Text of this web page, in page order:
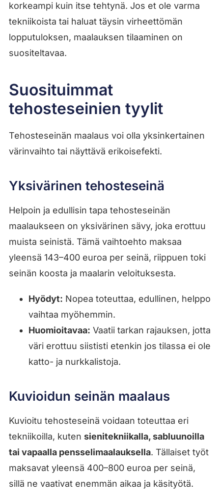
korkeampi kuin itse tehtynä. Jos et ole varma
tekniikoista tai haluat täysin virheettömän
lopputuloksen, maalauksen tilaaminen on
suositeltavaa.
Suosituimmat
tehosteseinien tyylit
Tehosteseinän maalaus voi olla yksinkertainen
värinvaihto tai näyttävä erikoisefekti.
Yksivärinen tehosteseinä
Helpoin ja edullisin tapa tehosteseinän
maalaukseen on yksivärinen sävy, joka erottuu
muista seinistä. Tämä vaihtoehto maksaa
yleensä 143–400 euroa per seinä, riippuen toki
seinän koosta ja maalarin veloituksesta.
Hyödyt: Nopea toteuttaa, edullinen, helppo
vaihtaa myöhemmin.
Huomioitavaa: Vaatii tarkan rajauksen, jotta
väri erottuu siististi etenkin jos tilassa ei ole
katto- ja nurkkalistoja.
Kuvioidun seinän maalaus
Kuvioitu tehosteseinä voidaan toteuttaa eri
tekniikoilla, kuten sienitekniikalla, sabluunoilla
tai vapaalla pensselimaalauksella. Tällaiset työt
maksavat yleensä 400–800 euroa per seinä,
sillä ne vaativat enemmän aikaa ja käsityötä.